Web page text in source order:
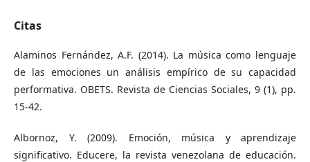
Citas
Alaminos Fernández, A.F. (2014). La música como lenguaje
de las emociones un análisis empírico de su capacidad
performativa. OBETS. Revista de Ciencias Sociales, 9 (1), pp.
15-42.
Albornoz, Y. (2009). Emoción, música y aprendizaje
significativo. Educere, la revista venezolana de educación.